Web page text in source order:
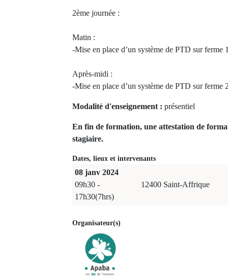
2ème journée :
Matin :
-Mise en place d’un système de PTD sur ferme
Après-midi :
-Mise en place d’un système de PTD sur ferme
Modalité d'enseignement : présentiel
En fin de formation, une attestation de
stagiaire.
Dates, lieux et intervenants
08 janv 2024
09h30 -
17h30(7hrs)
12400 Saint-Affrique
Organisateur(s)